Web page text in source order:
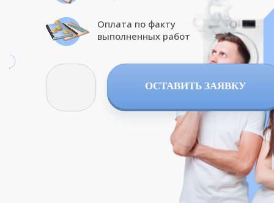
Оплата по факту
выполненных работ
ОСТАВИТЬ ЗАЯВКУ